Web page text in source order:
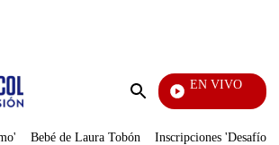
Enviar
EN VIVO
También Caerás
Bebé de Laura Tobón Inscripciones 'Desafío'